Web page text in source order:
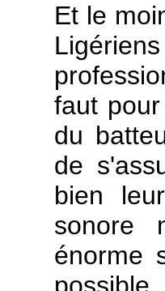
Et le
faut
du
de
bien
sonore
énorme